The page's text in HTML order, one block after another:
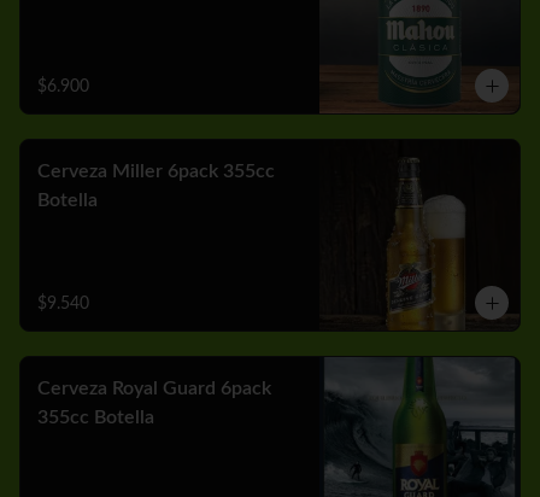
$6.900
Cerveza Miller 6pack 355cc
Botella
$9.540
Cerveza Royal Guard 6pack
355cc Botella